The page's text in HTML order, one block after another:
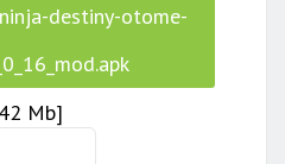
destiny-otome-
Mb]